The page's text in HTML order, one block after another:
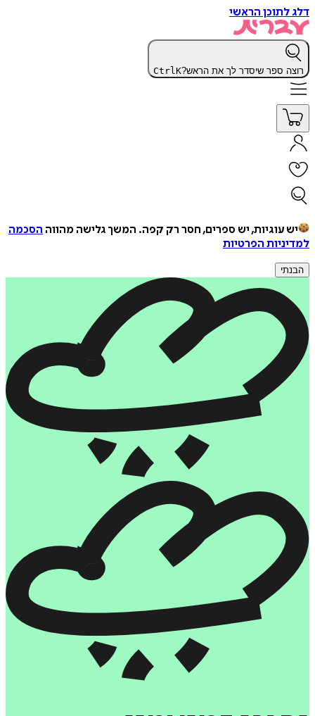
דלג לתוכן הראשי
רוצה ספר שיסדר לך את הראש? CtrlK
יש עוגיות, יש ספרים, חסר רק קפה. המשך גלישה מהווה הסכמה
למדיניות הפרטיות
הבנתי